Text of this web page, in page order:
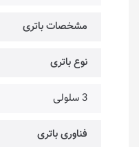
مشخصات باتری
نوع باتری
3 سلولی
فناوری باتری